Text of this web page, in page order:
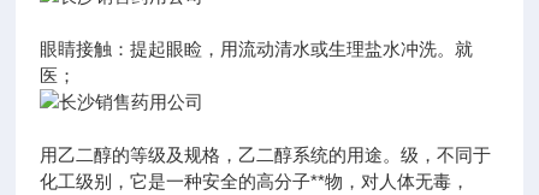
眼睛接触：提起眼睑，用流动清水或生理盐水冲洗。就
医；
用乙二醇的等级及规格，乙二醇系统的用途。级，不同于
化工级别，它是一种安全的高分子**物，对人体无毒，